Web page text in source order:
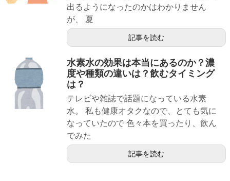
出るようになったのかはわかりません
が、 夏
記事を読む
水素水の効果は本当にあるのか？濃
度や種類の違いは？飲むタイミング
は？
テレビや雑誌で話題になっている水素
水。 私も健康オタクなので、とても気に
なっていたので 色々本を買ったり、飲ん
でみた
記事を読む